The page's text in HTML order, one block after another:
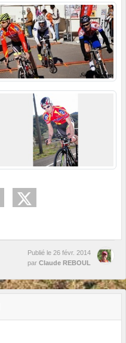
Publié le 26 févr. 2014
par Claude REBOUL